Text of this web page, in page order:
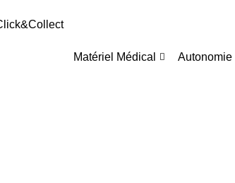
Matériel Médical Autonomie